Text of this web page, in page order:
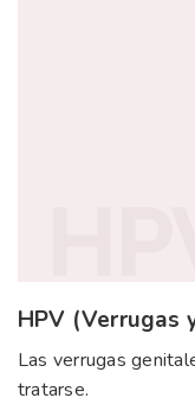
HPV (Verrugas
Las verrugas
tratarse.